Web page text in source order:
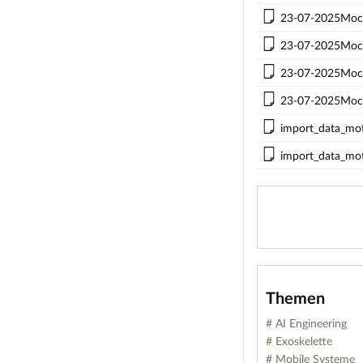
23-07-
23-07-
23-07-
23-07-
Themen
# AI Engineering
# Exoskelette
# Mobile Systeme